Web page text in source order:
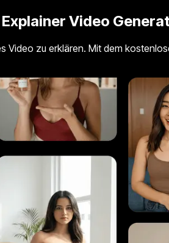
Video
Video zu erklären. Mit dem